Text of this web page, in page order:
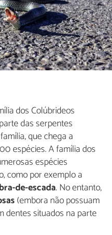
dos Colúbrideos
das serpentes
que chega a
espécies. A família dos
espécies
como por exemplo a
de-escada. No entanto,
(embora não possuam
dentes situados na parte